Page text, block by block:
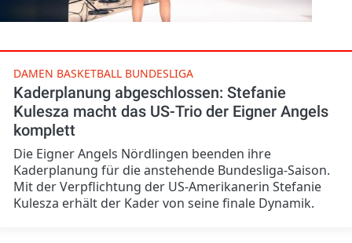
DAMEN BASKETBALL BUNDESLIGA
Kaderplanung abgeschlossen: Stefanie
Kulesza macht das US-Trio der Eigner Angels
komplett
Die Eigner Angels Nördlingen beenden ihre
Kaderplanung für die anstehende Bundesliga-Saison.
Mit der Verpflichtung der US-Amerikanerin Stefanie
Kulesza erhält der Kader von seine finale Dynamik.